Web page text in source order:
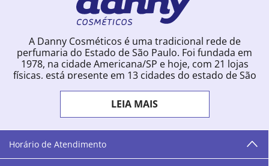
A Danny Cosméticos é uma tradicional rede de
perfumaria do Estado de São Paulo. Foi fundada em
1978, na cidade Americana/SP e hoje, com 21 lojas
físicas, está presente em 13 cidades do estado de São
começou a vender para todo o território brasileiro.
Com uma infinidade de marcas e a filosofia de vender
produtos que vão do popular ao luxo, a Danny
Cosméticos mantém parceria com aproximadamente
300 grandes fornecedores e lançamentos diários na
LEIA MAIS
Horário de Atendimento